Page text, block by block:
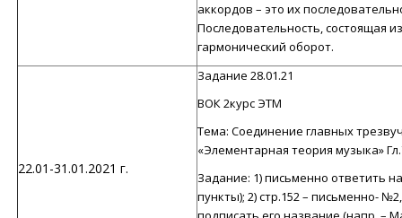
аккордов – это их
Последовательность, состоящая
гармонический оборот.
22.01-31.01.2021 г.
Задание 28.01.21
ВОК 2курс ЭТМ
Тема: Соединение главных
«Элементарная теория музыка»
Задание: 1) письменно ответить
пункты); 2) стр.152 – письменно-